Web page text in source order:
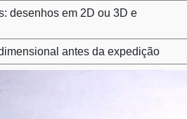
desenhos em 2D ou 3D e
antes da expedição